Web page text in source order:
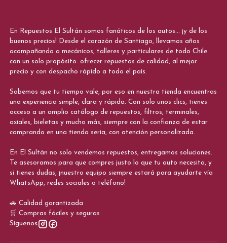
En Repuestos El Sultán somos fanáticos de los autos... ¡y de los
buenos precios! Desde el corazón de Santiago, llevamos años
acompañando a mecánicos, talleres y particulares de todo Chile
con un solo propósito: ofrecer repuestos de calidad, al mejor
precio y con despacho rápido a todo el país.
Sabemos que tu tiempo vale, por eso en nuestra tienda encuentras
una experiencia simple, clara y rápida. Con solo unos clics, tienes
acceso a un amplio catálogo de repuestos, filtros, terminales,
axiales, bieletas y mucho más, siempre con la confianza de estar
comprando en una tienda seria, con atención personalizada.
En El Sultán no solo vendemos repuestos, entregamos soluciones.
Te asesoramos para que compres justo lo que tu auto necesita, y
si tienes dudas, ¡nuestro equipo siempre estará para ayudarte vía
WhatsApp, redes sociales o teléfono!
🚗 Calidad garantizada
🛒 Compras fáciles y seguras
Síguenos